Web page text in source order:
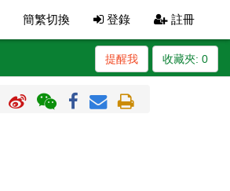
簡繁切換 登錄 註冊
收藏夾: 0
提醒我